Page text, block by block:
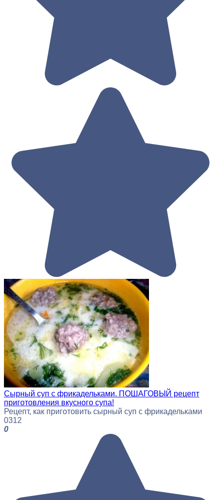
Сырный суп с фрикадельками. ПОШАГОВЫЙ рецепт
приготовления вкусного супа!
Рецепт, как приготовить сырный суп с фрикадельками
0312
0